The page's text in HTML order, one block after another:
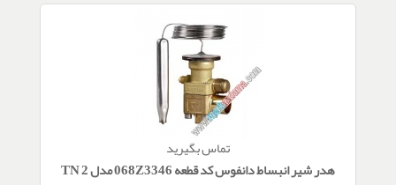
تماس بگیرید
هدر شیر انبساط دانفوس کد قطعه 068Z3346 مدل TN 2